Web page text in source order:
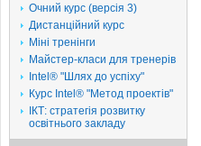
Очний курс (версія 3)
Дистанційний курс
Міні тренінги
Майстер-класи для тренерів
Intel® "Шлях до успіху"
Курс Intel® "Метод проектів"
ІКТ: стратегія розвитку
освітнього закладу